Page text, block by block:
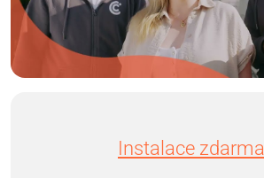
Instalace zdarma